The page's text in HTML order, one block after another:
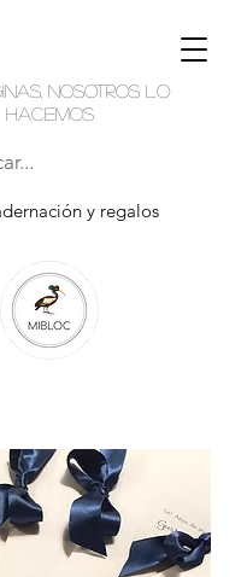
nosotros lo
hacemos
y regalos